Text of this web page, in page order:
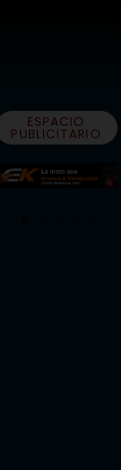
ESPACIO
PUBLICITARIO